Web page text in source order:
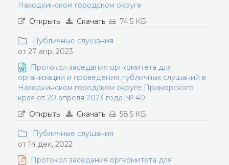
Находкинском городском округе
Открыть
Скачать 74.5 КБ
Публичные слушания
от 27 апр, 2023
Протокол заседания оргкомитета для
организации и проведения публичных слушаний в
Находкинском городском округе Приморского
края от 20 апреля 2023 года № 40
Открыть
Скачать 58.5 КБ
Публичные слушания
от 14 дек, 2022
Протокол заседания оргкомитета для